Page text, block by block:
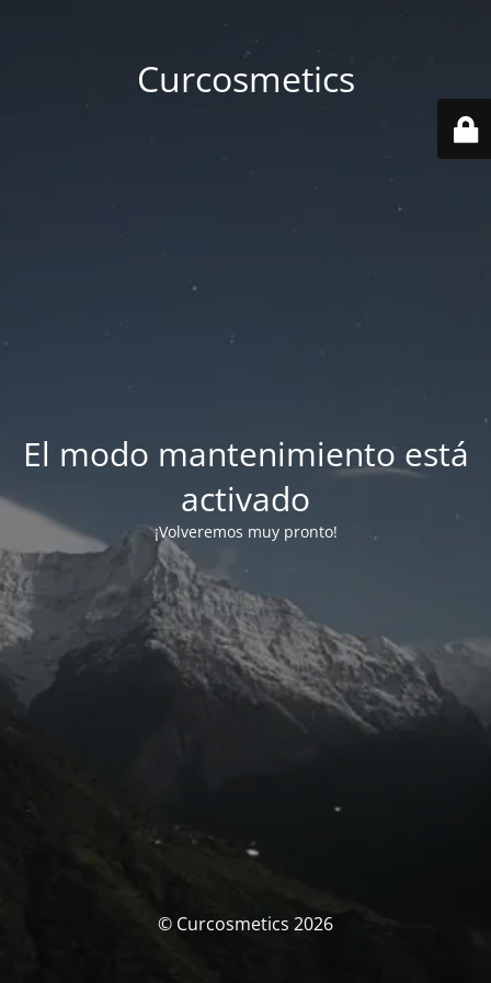
Curcosmetics
El modo mantenimiento está
activado
¡Volveremos muy pronto!
© Curcosmetics 2026